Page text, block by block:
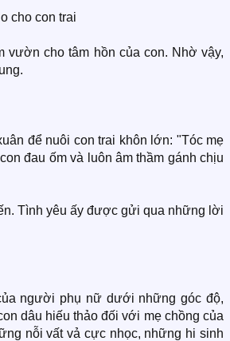
cho con trai
cho tâm hồn của con. Nhờ vậy,
để nuôi con trai khôn lớn: "Tóc mẹ
đau ốm và luôn âm thầm gánh chịu
Tình yêu ấy được gửi qua những lời
người phụ nữ dưới những góc độ,
dâu hiếu thảo đối với mẹ chồng của
nỗi vất vả cực nhọc, những hi sinh